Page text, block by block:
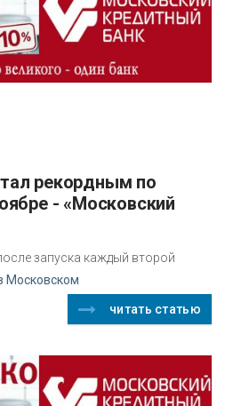
- «Московский
запуска каждый второй
Московском
читать статью